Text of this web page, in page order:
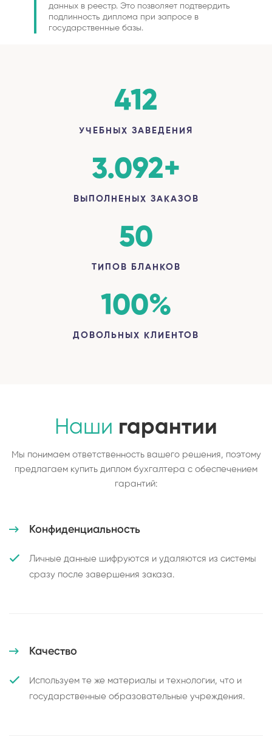
данных в реестр. Это позволяет подтвердить
подлинность диплома при запросе в
государственные базы.
412
УЧЕБНЫХ ЗАВЕДЕНИЯ
3.092+
ВЫПОЛНЕНЫХ ЗАКАЗОВ
50
ТИПОВ БЛАНКОВ
100%
ДОВОЛЬНЫХ КЛИЕНТОВ
Наши гарантии
Мы понимаем ответственность вашего решения, поэтому
предлагаем купить диплом бухгалтера с обеспечением
гарантий:
Конфиденциальность
Личные данные шифруются и удаляются из системы
сразу после завершения заказа.
Качество
Используем те же материалы и технологии, что и
государственные образовательные учреждения.